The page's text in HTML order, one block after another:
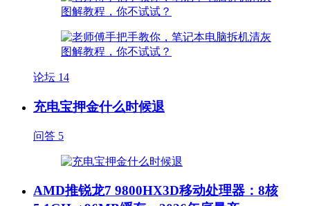
论坛 14
充电宝押金什么时候退
问答 5
AMD推锐龙7 9800HX3D移动处理器：8核